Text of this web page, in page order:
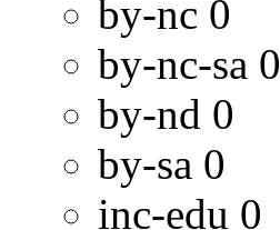
by-nc 0
by-nc-sa 0
by-nd 0
by-sa 0
inc-edu 0